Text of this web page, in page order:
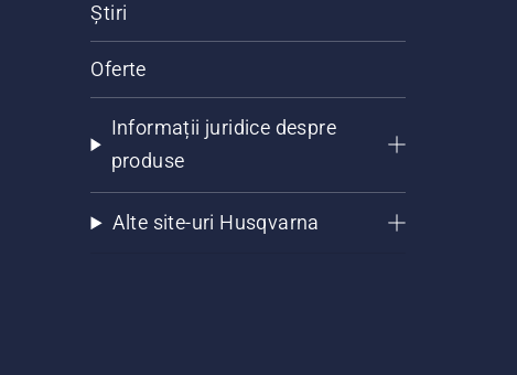
Știri
Oferte
Informații juridice despre
produse
Alte site-uri Husqvarna